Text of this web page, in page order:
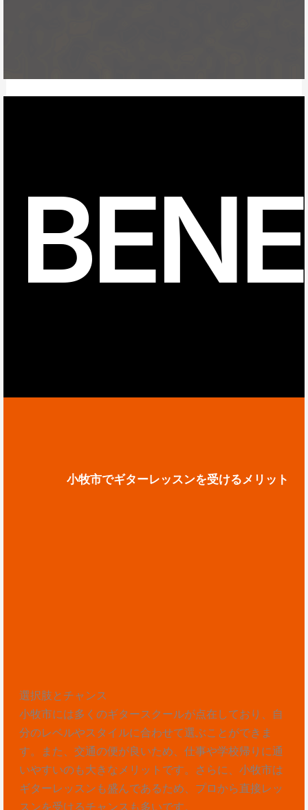
小牧市でギターレッスンを受けるメリット
選択肢とチャンス
小牧市には多くのギタースクールが点在しており、自
分のレベルやスタイルに合わせて選ぶことができま
す。また、交通の便が良いため、仕事や学校帰りに通
いやすいのも大きなメリットです。さらに、小牧市は
ギターレッスンも盛んであるため、プロから直接レッ
スンを受けるチャンスも多いです。